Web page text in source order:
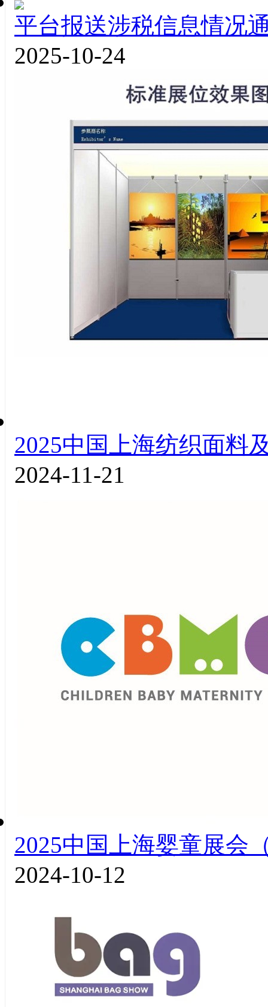
平台报送涉税信息情况
2025-10-24
2025中国上海纺织面料
2024-11-21
2025中国上海婴童展会
2024-10-12